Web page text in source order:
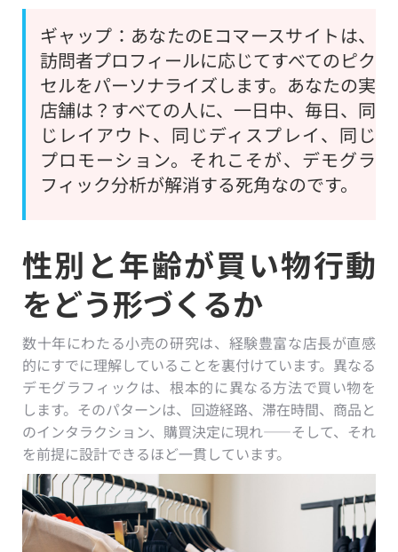
ギャップ：あなたのEコマースサイトは、
訪問者プロフィールに応じてすべてのピク
セルをパーソナライズします。あなたの実
店舗は？すべての人に、一日中、毎日、同
じレイアウト、同じディスプレイ、同じ
プロモーション。それこそが、デモグラ
フィック分析が解消する死角なのです。
性別と年齢が買い物行動
をどう形づくるか
数十年にわたる小売の研究は、経験豊富な店長が直感
的にすでに理解していることを裏付けています。異なる
デモグラフィックは、根本的に異なる方法で買い物を
します。そのパターンは、回遊経路、滞在時間、商品と
のインタラクション、購買決定に現れ——そして、それ
を前提に設計できるほど一貫しています。